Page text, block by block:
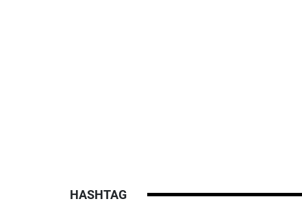
HASHTAG